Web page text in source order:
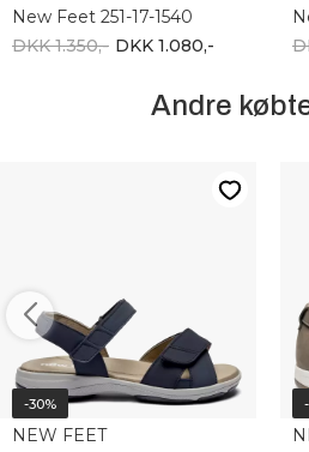
New Feet 251-17-1540
DKK 1.350,- DKK 1.080,-
Andre
-30%
NEW FEET